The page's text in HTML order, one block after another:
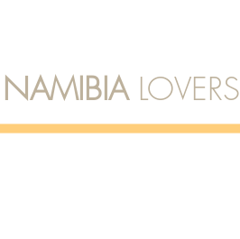
NAMIBIALOVERS